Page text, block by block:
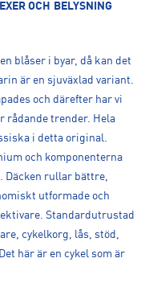
OCH BELYSNING
blåser i byar, då kan det
är en sjuväxlad variant.
och därefter har vi
rådande trender. Hela
i detta original.
och komponenterna
Däcken rullar bättre,
utformade och
Standardutrustad
cykelkorg, lås, stöd,
här är en cykel som är